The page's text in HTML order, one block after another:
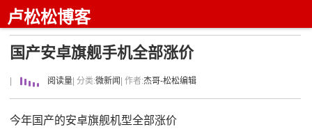
卢松松博客
国产安卓旗舰手机全部涨价
阅读量 | 分类:微新闻 | 作者:杰哥-松松编辑
今年国产的安卓旗舰机型全部涨价